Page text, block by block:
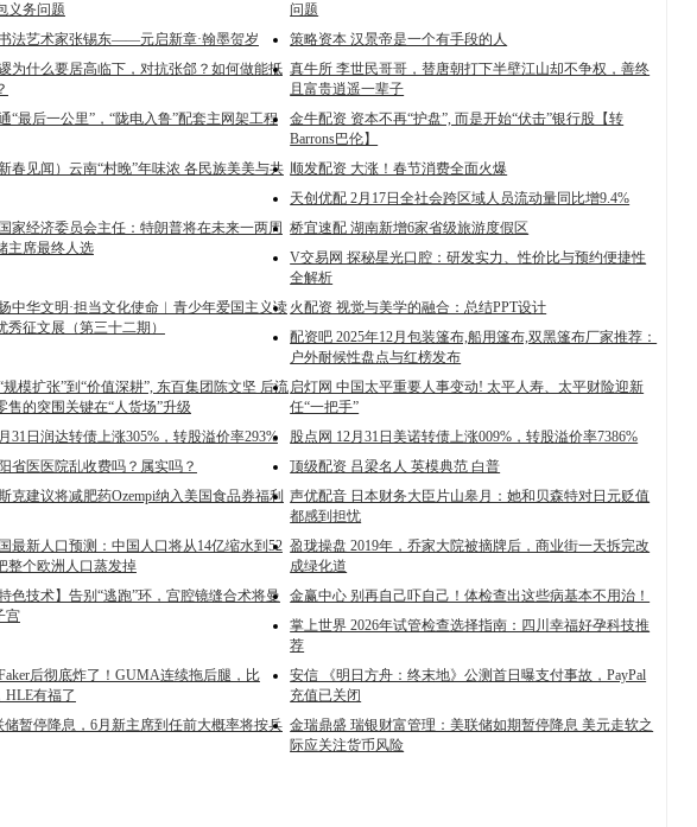
义务问题
问题
法艺术家张锡东——元启新章·翰墨贺岁
策略资本 汉景帝是一个有手段的人
为什么要居高临下，对抗张郃？如何做能抵 真牛所 李世民哥哥，替唐朝打下半壁江山却不争权，善终
且富贵逍遥一辈子
“最后一公里”，“陇电入鲁”配套主网架工程
金牛配资 资本不再“护盘”, 而是开始“伏击”银行股【转
Barrons巴伦】
春见闻）云南“村晚”年味浓 各民族美美与共 顺发配资 大涨！春节消费全面火爆
天创优配 2月17日全社会跨区域人员流动量同比增9.4%
家经济委员会主任：特朗普将在未来一两周
主席最终人选
桥宜速配 湖南新增6家省级旅游度假区
V交易网 探秘星光口腔：研发实力、性价比与预约便捷性
全解析
中华文明·担当文化使命︱青少年爱国主义读
秀征文展（第三十二期）
火配资 视觉与美学的融合：总结PPT设计
配资吧 2025年12月包装篷布,船用篷布,双黑篷布厂家推荐：
户外耐候性盘点与红榜发布
规模扩张”到“价值深耕”, 东百集团陈文坚 后流
售的突围关键在“人货场”升级
启灯网 中国太平重要人事变动! 太平人寿、太平财险迎新
任“一把手”
31日润达转债上涨305%，转股溢价率293%
股点网 12月31日美诺转债上涨009%，转股溢价率7386%
省医医院乱收费吗？属实吗？
顶级配资 吕梁名人 英模典范 白普
克建议将减肥药Ozempi纳入美国食品券福利 声优配音 日本财务大臣片山皋月：她和贝森特对日元贬值
都感到担忧
最新人口预测：中国人口将从14亿缩水到52
整个欧洲人口蒸发掉
盈珑操盘 2019年，乔家大院被摘牌后，商业街一天拆完改
成绿化道
色技术】告别“逃跑”环，宫腔镜缝合术将曼
宫
金赢中心 别再自己吓自己！体检查出这些病基本不用治！
掌上世界 2026年试管检查选择指南：四川幸福好孕科技推
荐
后彻底炸了！GUMA连续拖后腿，比
HLE有福了
安信 《明日方舟：终末地》公测首日曝支付事故，PayPal
充值已关闭
储暂停降息，6月新主席到任前大概率将按兵 金瑞鼎盛 瑞银财富管理：美联储如期暂停降息 美元走软之
际应关注货币风险